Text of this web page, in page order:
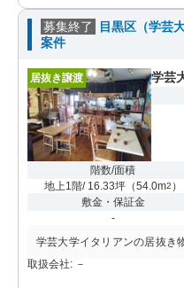
募集終了
目黒区（学芸
案件
居抜き譲渡 学芸
階数/面積
地上1階/ 16.33坪（54.0m2 ）
敷金・保証金
-
学芸大学イタリアンの居抜き
取扱会社: －